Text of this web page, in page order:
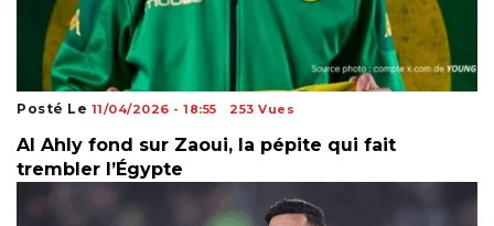
Posté Le 11/04/2026 - 18:55 253 Vues
Al Ahly fond sur Zaoui, la pépite qui fait
trembler l’Égypte